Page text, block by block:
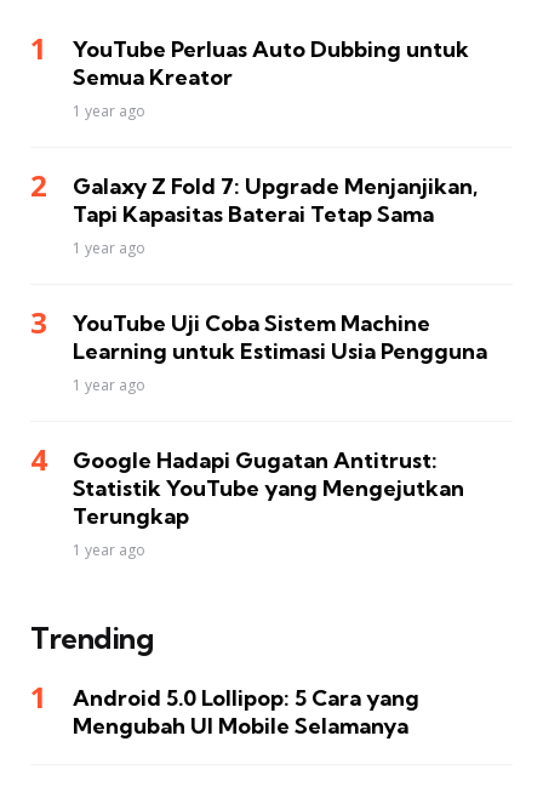
YouTube Perluas Auto Dubbing untuk
Semua Kreator
1 year ago
Galaxy Z Fold 7: Upgrade Menjanjikan,
Tapi Kapasitas Baterai Tetap Sama
1 year ago
YouTube Uji Coba Sistem Machine
Learning untuk Estimasi Usia Pengguna
1 year ago
Google Hadapi Gugatan Antitrust:
Statistik YouTube yang Mengejutkan
Terungkap
1 year ago
Trending
Android 5.0 Lollipop: 5 Cara yang
Mengubah UI Mobile Selamanya